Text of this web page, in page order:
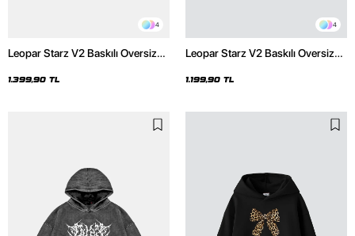
4
Leopar Starz V2 Baskılı Oversize
Hoodie
1.399,90 TL
4
Leopar Starz V2 Baskılı Oversize
1.199,90 TL